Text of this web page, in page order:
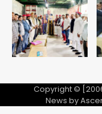
5
Copyright ©
News by